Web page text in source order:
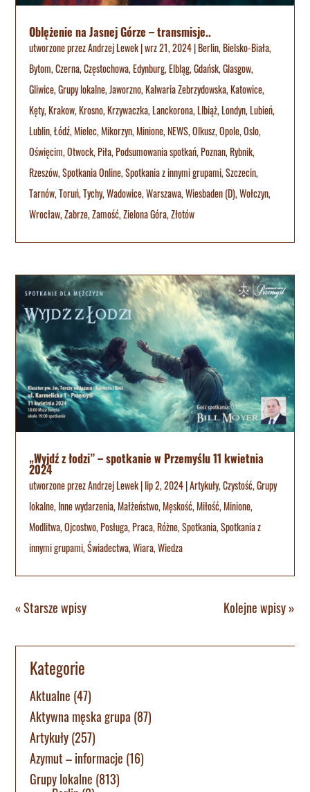
Oblężenie na Jasnej Górze – transmisje..
utworzone przezAndrzej Lewek|wrz 21, 2024|Berlin,Bielsko-Biała,
Bytom,Czerna,Częstochowa,Edynburg,Elbląg,Gdańsk,Glasgow,
Gliwice,Grupy lokalne,Jaworzno,Kalwaria Zebrzydowska,Katowice,
Kęty,Krakow,Krosno,Krzywaczka,Lanckorona,LIbiąż,Londyn,Lubień,
Lublin,Łódź,Mielec,Mikorzyn,Minione,NEWS,Olkusz,Opole,Oslo,
Oświęcim,Otwock,Piła,Podsumowania spotkań,Poznan,Rybnik,
Rzeszów,Spotkania Online,Spotkania z innymi grupami,Szczecin,
Tarnów,Toruń,Tychy,Wadowice,Warszawa,Wiesbaden (D),Wołczyn,
Wrocław,Zabrze,Zamość,Zielona Góra,Złotów
„Wyjdź z łodzi” – spotkanie w Przemyślu 11 kwietnia
2024
utworzone przezAndrzej Lewek|lip 2, 2024|Artykuły,Czystość,Grupy
lokalne, Inne wydarzenia,Małżeństwo,Męskość,Miłość,Minione,
Modlitwa,Ojcostwo,Posługa,Praca,Różne,Spotkania,Spotkania z
innymi grupami,Świadectwa,Wiara,Wiedza
« Starsze wpisy Kolejne wpisy »
Kategorie
Aktualne (47)
Aktywna męska grupa (87)
Artykuły(257)
Azymut – informacje (16)
Grupy lokalne (813)